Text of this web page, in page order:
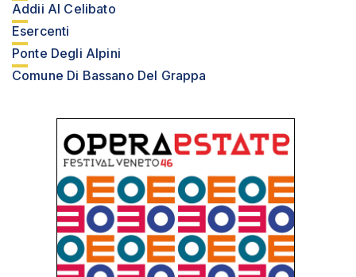
Addii Al Celibato
Esercenti
Ponte Degli Alpini
Comune Di Bassano Del Grappa